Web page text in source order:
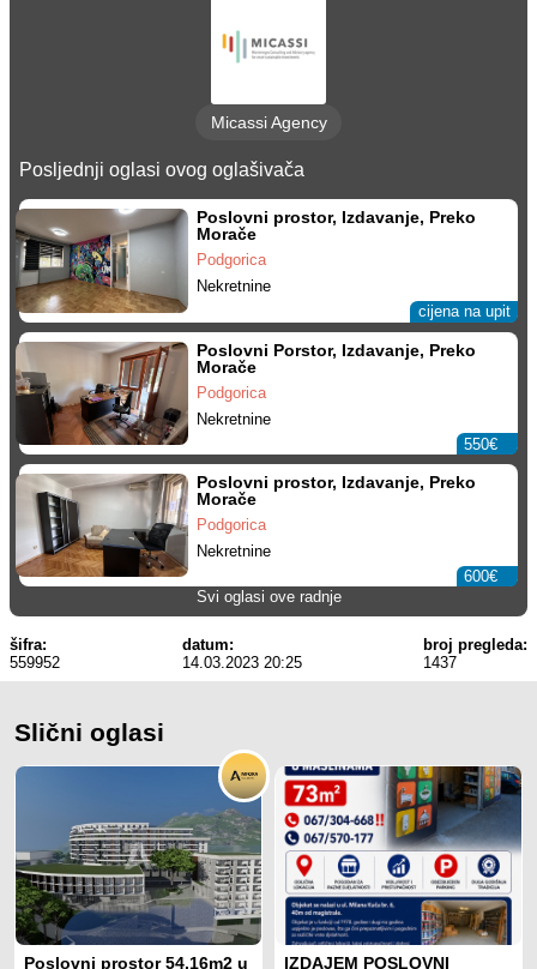
Micassi Agency
Posljednji oglasi ovog oglašivača
Poslovni prostor, Izdavanje, Preko
Morače
Podgorica
Nekretnine
cijena na upit
Poslovni Porstor, Izdavanje, Preko
Morače
Podgorica
Nekretnine
550€
Poslovni prostor, Izdavanje, Preko
Morače
Podgorica
Nekretnine
600€
Svi oglasi ove radnje
šifra:
559952
datum:
14.03.2023 20:25
broj pregleda:
1437
Slični oglasi
Poslovni prostor 54.16m2 u IZDAJEM POSLOVNI